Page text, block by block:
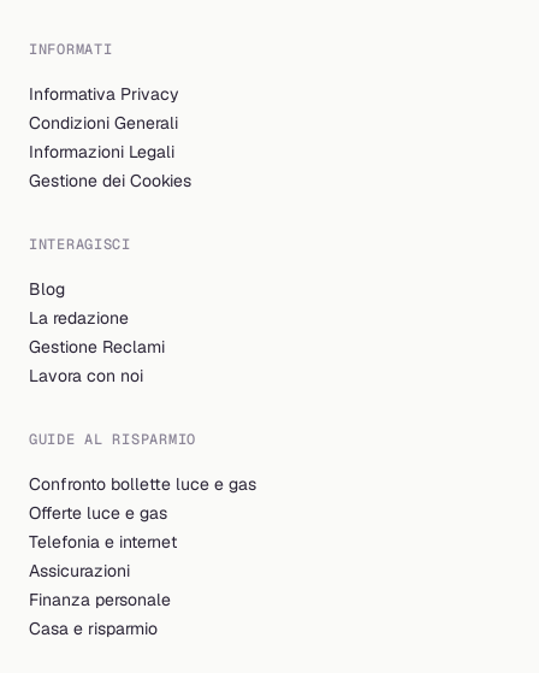
INFORMATI
Informativa Privacy
Condizioni Generali
Informazioni Legali
Gestione dei Cookies
INTERAGISCI
Blog
La redazione
Gestione Reclami
Lavora con noi
GUIDE AL RISPARMIO
Confronto bollette luce e gas
Offerte luce e gas
Telefonia e internet
Assicurazioni
Finanza personale
Casa e risparmio